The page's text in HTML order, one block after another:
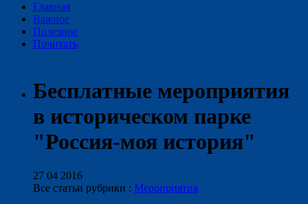
Главная
Важное
Полезное
Почитать
Бесплатные мероприятия
в историческом парке
"Россия-моя история"
27 04 2016
Все статьи рубрики : Мероприятия